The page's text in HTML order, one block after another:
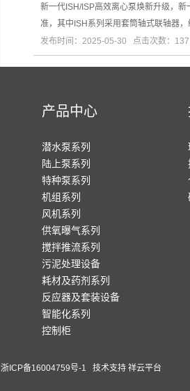
新一代ISH/ISP高效离心泵焕新升级，
准，其中ISH系列采用套筒轴式联轴器
发布时间：2025-05-30 点击次数：137
产品中心
潜水泵系列
陆上泵系列
特种泵系列
机组系列
风机系列
供氧曝气系列
搅拌推流系列
污泥处理设备
耗材及药剂系列
反应器及套装设备
智能化系列
控制柜
浙ICP备16004759号-1 技术支持 祥云平台